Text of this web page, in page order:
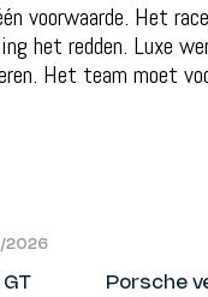
voorwaarde. Het
het redden. Luxe
Het team moet
2026
Porsche